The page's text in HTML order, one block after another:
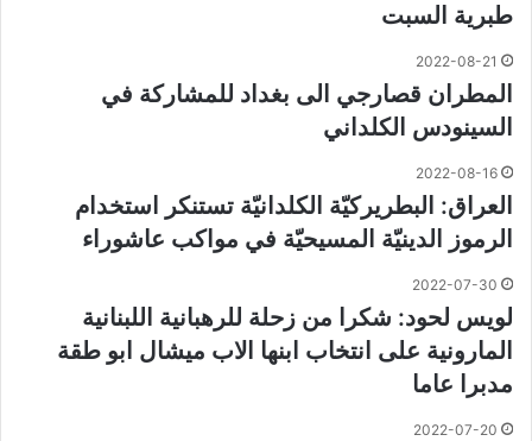
طبرية السبت
2022-08-21
المطران قصارجي الى بغداد للمشاركة في
السينودس الكلداني
2022-08-16
العراق: البطريركيّة الكلدانيّة تستنكر استخدام
الرموز الدينيّة المسيحيّة في مواكب عاشوراء
2022-07-30
لويس لحود: شكرا من زحلة للرهبانية اللبنانية
المارونية على انتخاب ابنها الاب ميشال ابو طقة
مدبرا عاما
2022-07-20